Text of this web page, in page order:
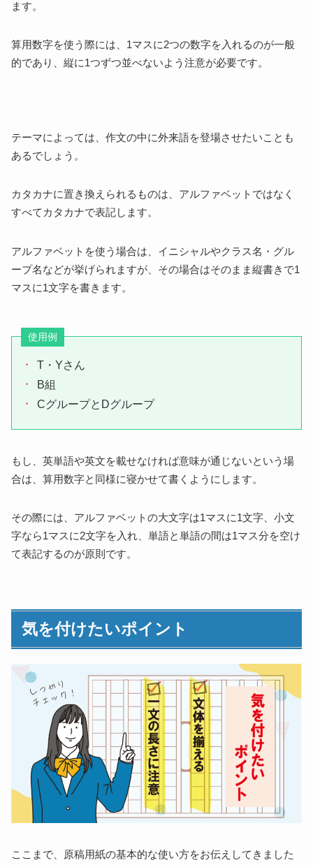
ます。
算用数字を使う際には、1マスに2つの数字を入れるのが一般
的であり、縦に1つずつ並べないよう注意が必要です。
テーマによっては、作文の中に外来語を登場させたいことも
あるでしょう。
カタカナに置き換えられるものは、アルファベットではなく
すべてカタカナで表記します。
アルファベットを使う場合は、イニシャルやクラス名・グル
ープ名などが挙げられますが、その場合はそのまま縦書きで1
マスに1文字を書きます。
使用例
T・Yさん
B組
CグループとDグループ
もし、英単語や英文を載せなければ意味が通じないという場
合は、算用数字と同様に寝かせて書くようにします。
その際には、アルファベットの大文字は1マスに1文字、小文
字なら1マスに2文字を入れ、単語と単語の間は1マス分を空け
て表記するのが原則です。
気を付けたいポイント
ここまで、原稿用紙の基本的な使い方をお伝えしてきました